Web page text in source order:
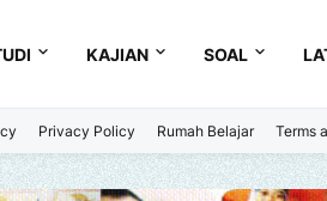
KAJIAN SOAL
Privacy Policy Rumah Belajar Terms